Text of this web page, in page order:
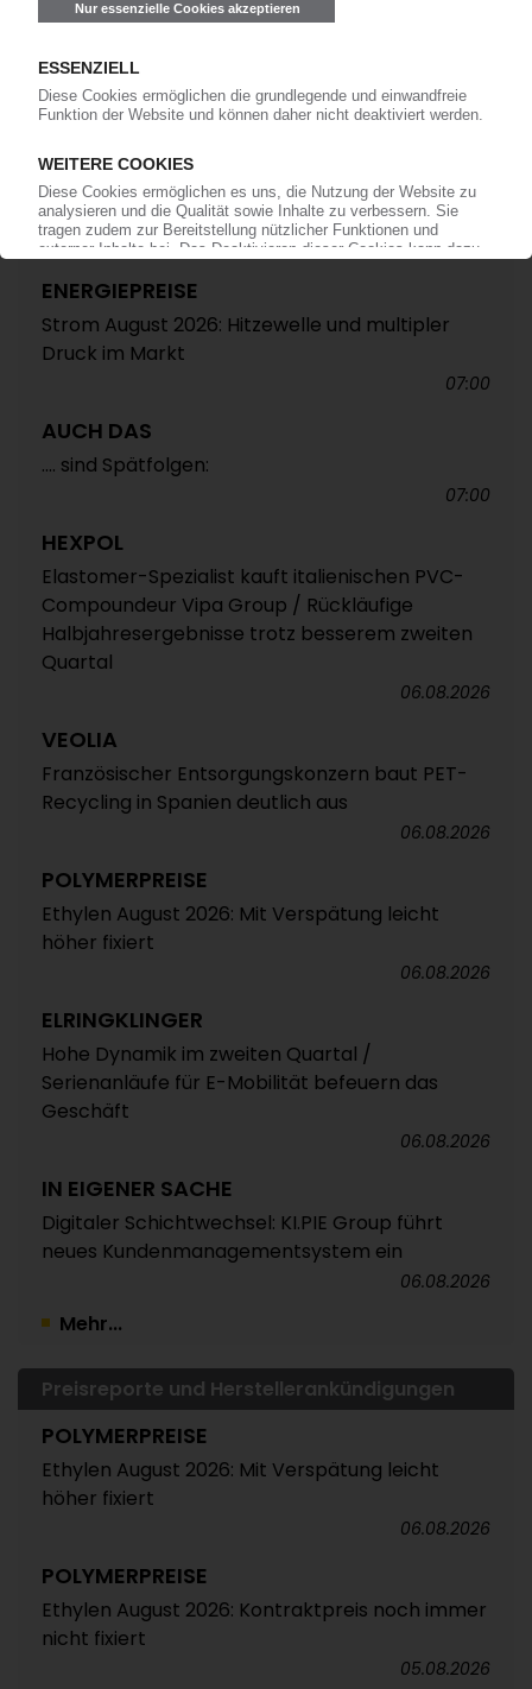
TecPart: Verband ruft zur Teilnahme an EU-
Öffentliche Webkonferenz soll Industrieposition
abstimmen
VERBÄNDE
FSK legt Praxishilfen zur PPWR vor
11:00
ENERGIEPREISE
Strom August 2026: Hitzewelle und multipler
Druck im Markt
07:00
AUCH DAS
.... sind Spätfolgen:
07:00
HEXPOL
Elastomer-Spezialist kauft italienischen PVC-
Compoundeur Vipa Group / Rückläufige
Halbjahresergebnisse trotz besserem zweiten
Quartal
06.08.2026
VEOLIA
Französischer Entsorgungskonzern baut PET-
Recycling in Spanien deutlich aus
06.08.2026
POLYMERPREISE
Ethylen August 2026: Mit Verspätung leicht
höher fixiert
06.08.2026
ELRINGKLINGER
Hohe Dynamik im zweiten Quartal /
Serienanläufe für E-Mobilität befeuern das
Geschäft
06.08.2026
IN EIGENER SACHE
Digitaler Schichtwechsel: KI.PIE Group führt
neues Kundenmanagementsystem ein
06.08.2026
Mehr...
Preisreporte und Herstellerankündigungen
POLYMERPREISE
Ethylen August 2026: Mit Verspätung leicht
höher fixiert
06.08.2026
POLYMERPREISE
Ethylen August 2026: Kontraktpreis noch immer
nicht fixiert
05.08.2026